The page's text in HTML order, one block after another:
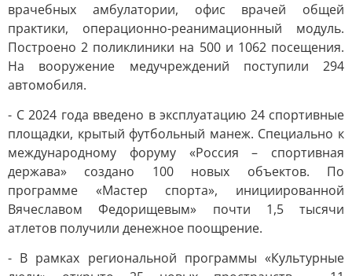
врачебных амбулатории, офис врачей общей
практики, операционно-реанимационный модуль.
Построено 2 поликлиники на 500 и 1062 посещения.
На вооружение медучреждений поступили 294
автомобиля.
- С 2024 года введено в эксплуатацию 24 спортивные
площадки, крытый футбольный манеж. Специально к
международному форуму «Россия – спортивная
держава» создано 100 новых объектов. По
программе «Мастер спорта», инициированной
Вячеславом Федорищевым» почти 1,5 тысячи
атлетов получили денежное поощрение.
- В рамках региональной программы «Культурные